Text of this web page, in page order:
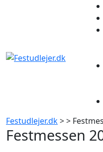
Festudlejer.dk> >
Festmessen